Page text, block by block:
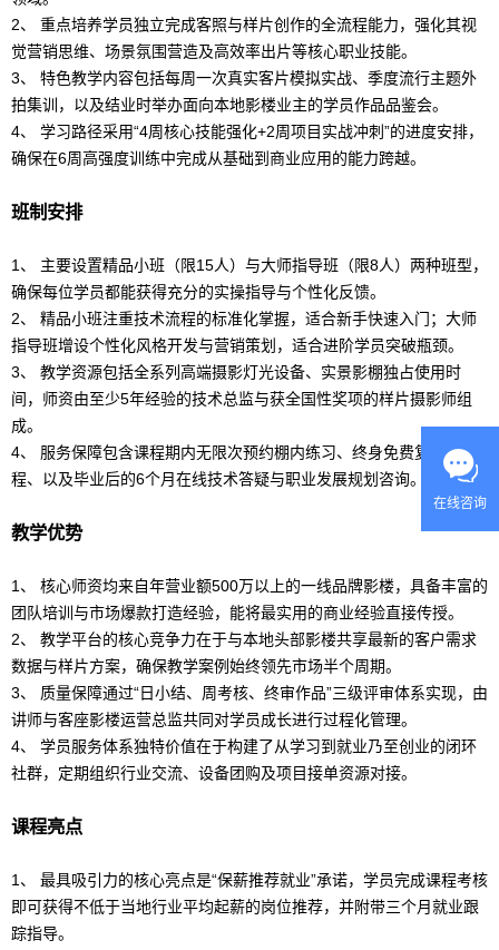
2、 重点培养学员独立完成客照与样片创作的全流程能力，强化其视
觉营销思维、场景氛围营造及高效率出片等核心职业技能。
3、 特色教学内容包括每周一次真实客片模拟实战、季度流行主题外
拍集训，以及结业时举办面向本地影楼业主的学员作品品鉴会。
4、 学习路径采用“4周核心技能强化+2周项目实战冲刺”的进度安排，
确保在6周高强度训练中完成从基础到商业应用的能力跨越。
班制安排
1、 主要设置精品小班（限15人）与大师指导班（限8人）两种班型，
确保每位学员都能获得充分的实操指导与个性化反馈。
2、 精品小班注重技术流程的标准化掌握，适合新手快速入门；大师
指导班增设个性化风格开发与营销策划，适合进阶学员突破瓶颈。
3、 教学资源包括全系列高端摄影灯光设备、实景影棚独占使用时
间，师资由至少5年经验的技术总监与获全国性奖项的样片摄影师组
成。
4、 服务保障包含课程期内无限次预约棚内练习、终身免费复听同课
程、以及毕业后的6个月在线技术答疑与职业发展规划咨询。
教学优势
1、 核心师资均来自年营业额500万以上的一线品牌影楼，具备丰富的
团队培训与市场爆款打造经验，能将最实用的商业经验直接传授。
2、 教学平台的核心竞争力在于与本地头部影楼共享最新的客户需求
数据与样片方案，确保教学案例始终领先市场半个周期。
3、 质量保障通过“日小结、周考核、终审作品”三级评审体系实现，由
讲师与客座影楼运营总监共同对学员成长进行过程化管理。
4、 学员服务体系独特价值在于构建了从学习到就业乃至创业的闭环
社群，定期组织行业交流、设备团购及项目接单资源对接。
课程亮点
1、 最具吸引力的核心亮点是“保薪推荐就业”承诺，学员完成课程考核
即可获得不低于当地行业平均起薪的岗位推荐，并附带三个月就业跟
踪指导。
在线咨询